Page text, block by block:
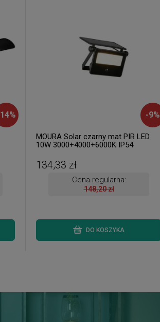
14% -9%
MOURA Solar czarny mat PIR LED
10W 3000+4000+6000K IP54
ruchu i zmierzchu
134,33 zł
Cena regularna:
148,20 zł
DO KOSZYKA